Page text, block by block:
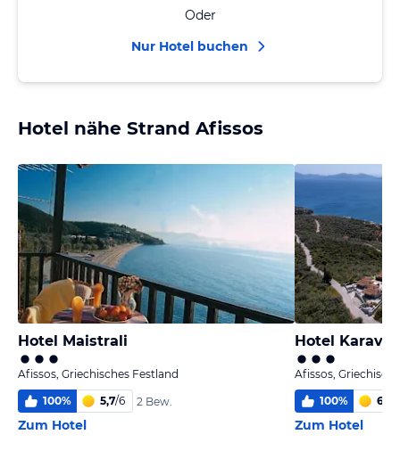
Oder
Nur Hotel buchen
Hotel nähe Strand Afissos
Hotel Maistrali
Afissos, Griechisches Festland
100% 5,7/6 2 Bew.
Zum Hotel
Hotel
Afissos,
100% 6,0
Zum Hotel